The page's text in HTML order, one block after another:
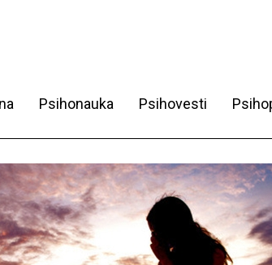
Psihonauka Psihovesti